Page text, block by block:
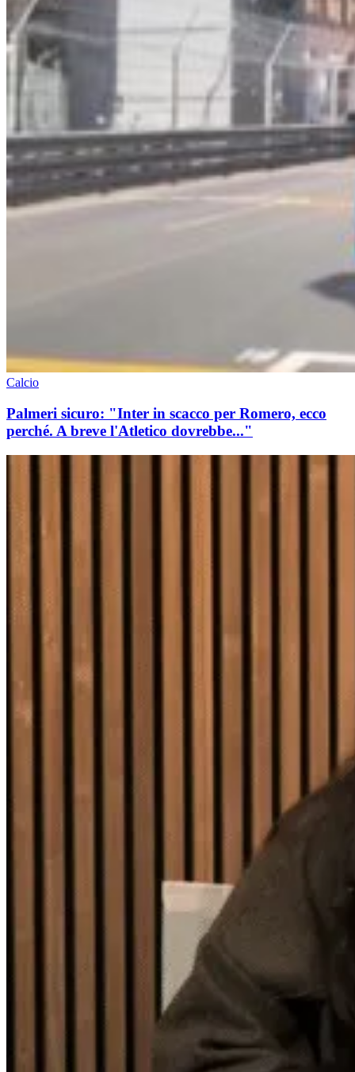
Calcio
Palmeri sicuro: "Inter in scacco per Romero, ecco
perché. A breve l'Atletico dovrebbe..."